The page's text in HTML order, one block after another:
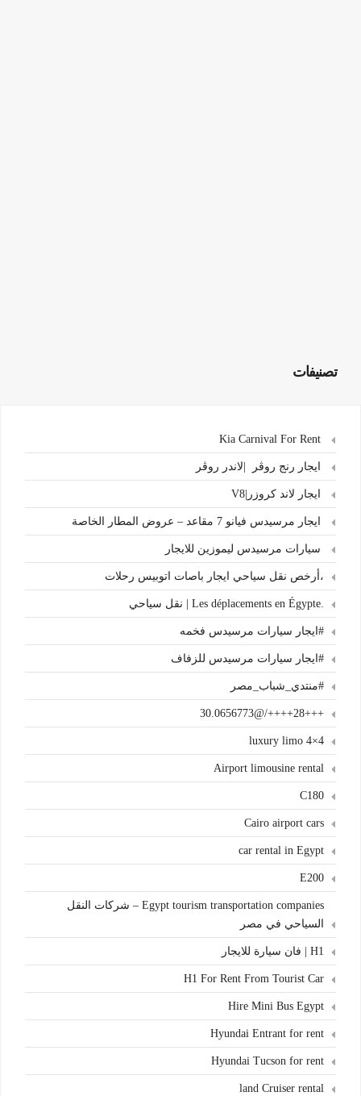
تصنيفات
ايجار رنج روڤر |لاندر روڤر
ايجار لاند كروزر|V8
ايجار مرسيدس فيانو 7 مقاعد – عروض المطار الخاصة
سيارات مرسيدس ليموزين للايجار
،أرخص نقل سياحي ايجار باصات اتوبيس رحلات
.Les déplacements en Égypte | نقل سياحي
#ايجار سيارات مرسيدس فخمه
#ايجار سيارات مرسيدس للزفاف
#منتدي_شباب_مصر
+++28++++/@30.0656773
4×4 luxury limo
Airport limousine rental
C180
Cairo airport cars
car rental in Egypt
E200
Egypt tourism transportation companies – شركات النقل
السياحي في مصر
H1 | فان سيارة للايجار
H1 For Rent From Tourist Car
Hire Mini Bus Egypt
Hyundai Entrant for rent
Hyundai Tucson for rent
land Cruiser rental